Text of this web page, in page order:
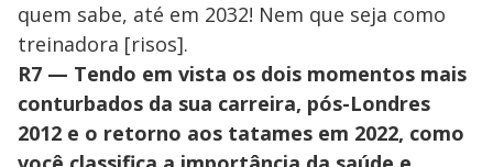
quem sabe, até em 2032! Nem que seja como
treinadora [risos].
R7 — Tendo em vista os dois momentos mais
conturbados da sua carreira, pós-Londres
2012 e o retorno aos tatames em 2022, como